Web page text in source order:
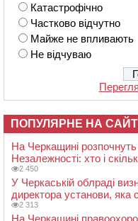
Катастрофічно
Частково відчутно
Майже не впливають
Не відчуваю
ПОПУЛЯРНЕ НА САЙТІ
На Черкащині
Незалежності: хто і
2 450
У Черкаській облраді
директора установи, яка
2 313
На Черкащині